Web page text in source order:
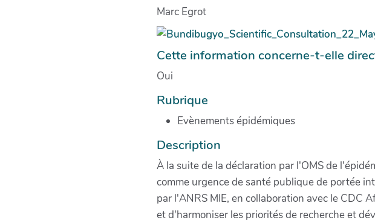
Marc Egrot
Cette information concerne-t-elle
Oui
Rubrique
Evènements épidémiques
Description
À la suite de la déclaration par l'OMS de
comme urgence de santé publique de portée
par l'ANRS MIE, en collaboration avec le
et d'harmoniser les priorités de recherche et